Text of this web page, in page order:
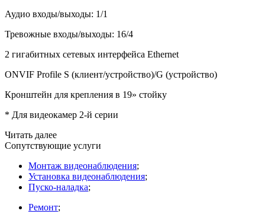
Аудио входы/выходы: 1/1
Тревожные входы/выходы: 16/4
2 гигабитных сетевых интерфейса Ethernet
ONVIF Profile S (клиент/устройство)/G (устройство)
Кронштейн для крепления в 19» стойку
* Для видеокамер 2-й серии
Читать далее
Сопутствующие услуги
Монтаж видеонаблюдения;
Установка видеонаблюдения;
Пуско-наладка;
Ремонт;